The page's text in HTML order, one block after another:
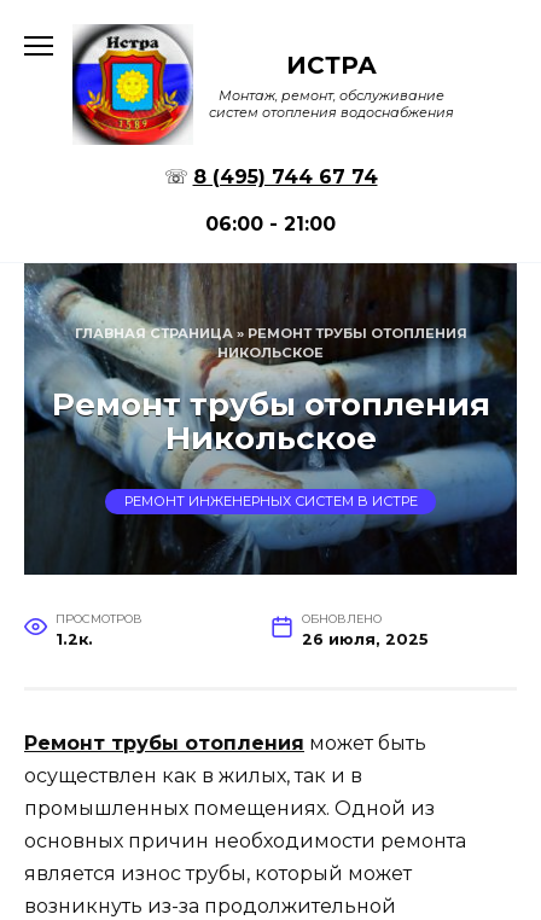
содержанию
ИСТРА
Монтаж, ремонт, обслуживание
систем отопления водоснабжения
☏ 8 (495) 744 67 74
06:00 - 21:00
ГЛАВНАЯ СТРАНИЦА» РЕМОНТ ТРУБЫ ОТОПЛЕНИЯ
НИКОЛЬСКОЕ
Ремонт трубы отопления
Никольское
РЕМОНТ ИНЖЕНЕРНЫХ СИСТЕМ В ИСТРЕ
ПРОСМОТРОВ
1.2к.
ОБНОВЛЕНО
26 июля, 2025
Ремонт трубы отопления может быть
осуществлен как в жилых, так и в
промышленных помещениях. Одной из
основных причин необходимости ремонта
является износ трубы, который может
возникнуть из-за продолжительной